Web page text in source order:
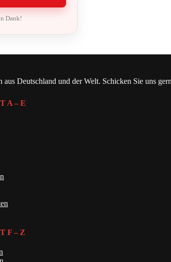
Dank!
Deutschland und der Welt. Schicken Sie uns
A – E
F – Z